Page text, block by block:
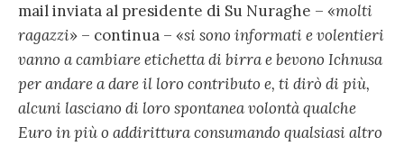
mail inviata al presidente di Su Nuraghe – «molti
ragazzi» – continua – «si sono informati e volentieri
vanno a cambiare etichetta di birra e bevono Ichnusa
per andare a dare il loro contributo e, ti dirò di più,
alcuni lasciano di loro spontanea volontà qualche
Euro in più o addirittura consumando qualsiasi altro